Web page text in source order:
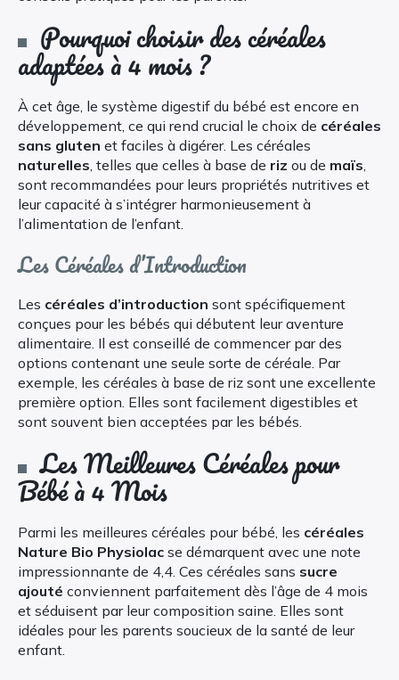
Pourquoi choisir des céréales
adaptées à 4 mois ?
À cet âge, le système digestif du bébé est encore en
développement, ce qui rend crucial le choix de céréales
sans gluten et faciles à digérer. Les céréales
naturelles , telles que celles à base de riz ou de maïs
sont recommandées pour leurs propriétés nutritives et
leur capacité à s’intégrer harmonieusement à
l’alimentation de l’enfant.
Les Céréales d’Introduction
Les céréales d’introduction sont spécifiquement
conçues pour les bébés qui débutent leur aventure
alimentaire. Il est conseillé de commencer par des
options contenant une seule sorte de céréale. Par
exemple, les céréales à base de riz sont une excellente
première option. Elles sont facilement digestibles et
sont souvent bien acceptées par les bébés.
Les Meilleures Céréales pour
Bébé à 4 Mois
Parmi les meilleures céréales pour bébé, les céréales
Nature Bio Physiolac se démarquent avec une note
impressionnante de 4,4. Ces céréales sans sucre
ajouté conviennent parfaitement dès l’âge de 4 mois
et séduisent par leur composition saine. Elles sont
idéales pour les parents soucieux de la santé de leur
enfant.